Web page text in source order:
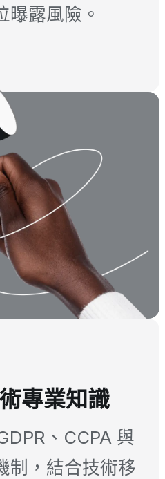
曝露風險。
專業知識
、CCPA 與
制，結合技術移